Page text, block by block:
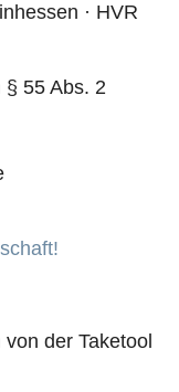
· HVR
§ 55 Abs. 2
der Taketool